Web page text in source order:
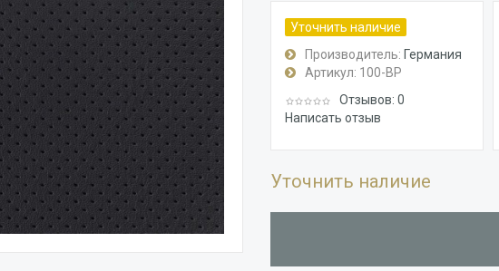
Уточнить наличие
Производитель: Германия
Артикул: 100-BP
Отзывов: 0
Написать отзыв
Уточнить наличие